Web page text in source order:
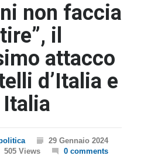
non faccia
il
attacco
d’Italia e
Italia
29 Gennaio 2024
505 Views 0 comments